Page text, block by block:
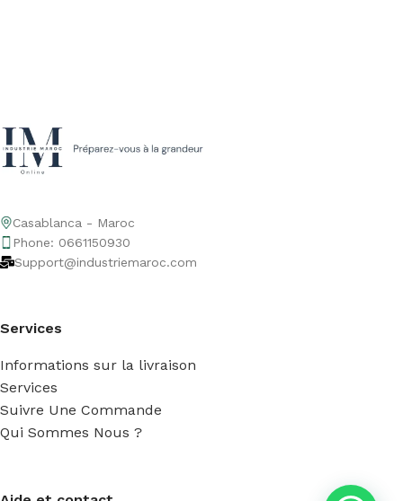
Casablanca - Maroc
Phone: 0661150930
Support@industriemaroc.com
Services
Informations sur la livraison
Services
Suivre Une Commande
Qui Sommes Nous ?